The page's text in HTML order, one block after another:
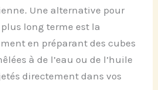
Une alternative pour
long terme est la
en préparant des cubes
à de l’eau ou de l’huile
directement dans vos